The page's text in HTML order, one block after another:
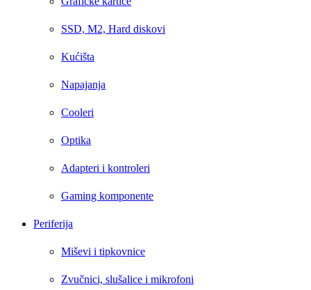
SSD, M2, Hard diskovi
Kućišta
Napajanja
Cooleri
Optika
Adapteri i kontroleri
Gaming komponente
Periferija
Miševi i tipkovnice
Zvučnici, slušalice i mikrofoni